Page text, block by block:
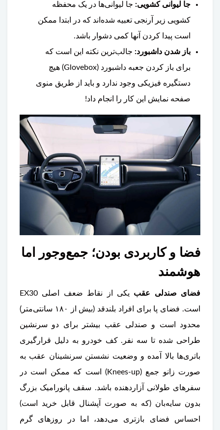
جا لیوانی کشویی: جا لیوانی‌ها در یک محفظه
کشویی زیر آرنجی تعبیه شده‌اند که در ابتدا ممکن
است پیدا کردن آنها کمی دشوار باشد.
باز شدن داشبورد: جالب‌ترین نکته این است که
برای باز کردن جعبه داشبورد (Glovebox) هیچ
دستگیره فیزیکی وجود ندارد و باید از طریق منوی
صفحه نمایش این کار را انجام داد!
فضا و کاربردی بودن؛ جمع‌وجور اما
هوشمند
فضای صندلی عقب
یکی از نقاط ضعف اصلی EX30
است. فضای پا برای افراد بلندقد (بیش از ۱۸۰ سانتی‌متر)
محدود است و صندلی عقب بیشتر برای دو سرنشین
طراحی شده تا سه نفر. کف خودرو به دلیل قرارگیری
باتری‌ها بالا آمده و وضعیت نشستن سرنشینان عقب به
صورت زانو جمع (Knees-up) است که ممکن است در
سفرهای طولانی آزاردهنده باشد. سقف پانورامیک بزرگ
بدون سایه‌بان (که به صورت آپشنال قابل خرید است)
احساس فضای بازتری می‌دهد، اما در روزهای گرم